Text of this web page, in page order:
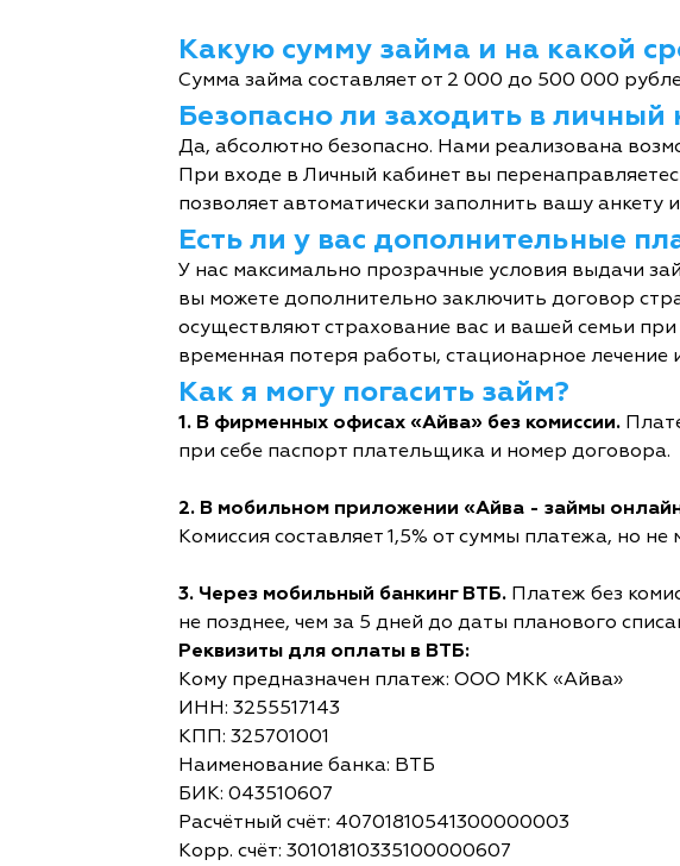
Какую сумму займа и на какой
Сумма займа составляет от 2 000 до 500 000
Безопасно ли заходить в личный
Да, абсолютно безопасно. Нами реализована
При входе в Личный кабинет вы
позволяет автоматически заполнить вашу анкету
Есть ли у вас дополнительные
У нас максимально прозрачные условия выдачи
вы можете дополнительно заключить договор
осуществляют страхование вас и вашей семьи
временная потеря работы, стационарное лечение
Как я могу погасить займ?
1. В фирменных офисах «Айва» без комиссии.
при себе паспорт плательщика и номер договора.
2. В мобильном приложении «Айва - займы
Комиссия составляет 1,5% от суммы платежа, но не
3. Через мобильный банкинг ВТБ. Платеж без
не позднее, чем за 5 дней до даты планового
Реквизиты для оплаты в ВТБ:
Кому предназначен платеж: ООО МКК «Айва»
ИНН: 3255517143
КПП: 325701001
Наименование банка: ВТБ
БИК: 043510607
Расчётный счёт: 40701810541300000003
Корр. счёт: 30101810335100000607